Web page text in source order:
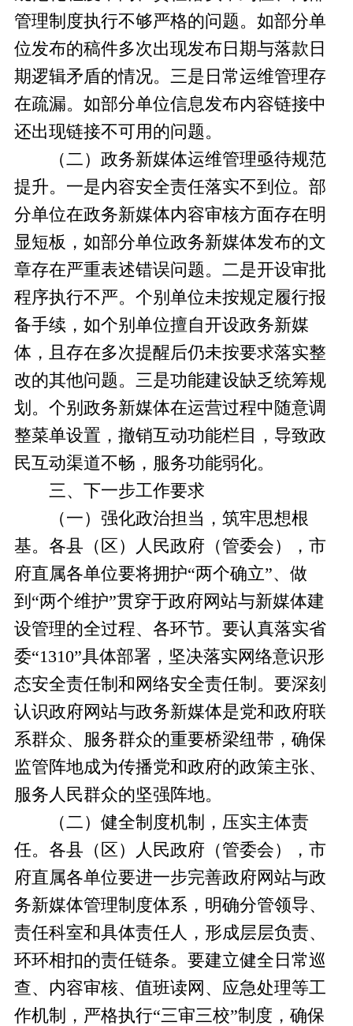
管理制度执行不够严格的问题。如部分单
位发布的稿件多次出现发布日期与落款日
期逻辑矛盾的情况。三是日常运维管理存
在疏漏。如部分单位信息发布内容链接中
还出现链接不可用的问题。
（二）政务新媒体运维管理亟待规范
提升。一是内容安全责任落实不到位。部
分单位在政务新媒体内容审核方面存在明
显短板，如部分单位政务新媒体发布的文
章存在严重表述错误问题。二是开设审批
程序执行不严。个别单位未按规定履行报
备手续，如个别单位擅自开设政务新媒
体，且存在多次提醒后仍未按要求落实整
改的其他问题。三是功能建设缺乏统筹规
划。个别政务新媒体在运营过程中随意调
整菜单设置，撤销互动功能栏目，导致政
民互动渠道不畅，服务功能弱化。
三、下一步工作要求
（一）强化政治担当，筑牢思想根
基。各县（区）人民政府（管委会），市
府直属各单位要将拥护“两个确立”、做
到“两个维护”贯穿于政府网站与新媒体建
设管理的全过程、各环节。要认真落实省
委“1310”具体部署，坚决落实网络意识形
态安全责任制和网络安全责任制。要深刻
认识政府网站与政务新媒体是党和政府联
系群众、服务群众的重要桥梁纽带，确保
监管阵地成为传播党和政府的政策主张、
服务人民群众的坚强阵地。
（二）健全制度机制，压实主体责
任。各县（区）人民政府（管委会），市
府直属各单位要进一步完善政府网站与政
务新媒体管理制度体系，明确分管领导、
责任科室和具体责任人，形成层层负责、
环环相扣的责任链条。要建立健全日常巡
查、内容审核、值班读网、应急处理等工
作机制，严格执行“三审三校”制度，确保